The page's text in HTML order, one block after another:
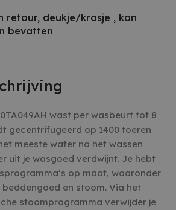
retour, deukje/krasje , kan
bevatten
wast per wasbeurt tot 8
gecentrifugeerd op 1400 toeren
meeste water na het wassen
uit je wasgoed verdwijnt. Je hebt
op maat, waaronder
beddengoed en stoom. Via het
stoomprogramma verwijder je